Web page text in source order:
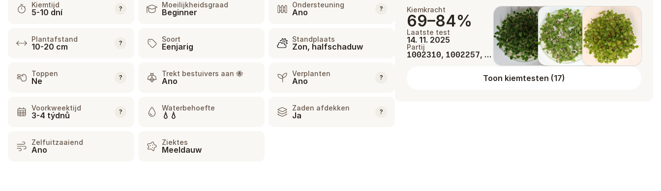
Kiemtijd
5-10 dní ? Moeilijkheidsgraad
Beginner
Ondersteuning
Ano ?
Plantafstand
10-20 cm ? Soort
Eenjarig
Standplaats
Zon, halfschaduw
Toppen
Ne ? Trekt bestuivers aan 🐝
Ano
Verplanten
Ano ?
Voorkweektijd
3-4 týdnů ? Waterbehoefte
💧💧
Zaden afdekken
Ja ?
Zelfuitzaaiend
Ano
Ziektes
Meeldauw
Kiemkracht
69–84%
Laatste test
14. 11. 2025
Partij
1002310, 1002257, …
Toon kiemtesten (17)